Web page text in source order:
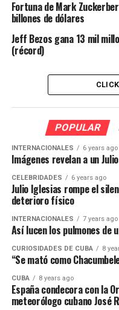
Fortuna de Mark
billones de dólares
Jeff Bezos gana 13 mil
(récord)
POPULAR
INTERNACIONALES 6 years ago
Imágenes revelan a un
CELEBRIDADES 6 years ago
Julio Iglesias rompe el
deterioro físico
INTERNACIONALES 7 years ago
Así lucen los pulmones de
CURIOSIDADES DE CUBA 8
“Se mató como
CUBA 8 years ago
España condecora con la
meteorólogo cubano José